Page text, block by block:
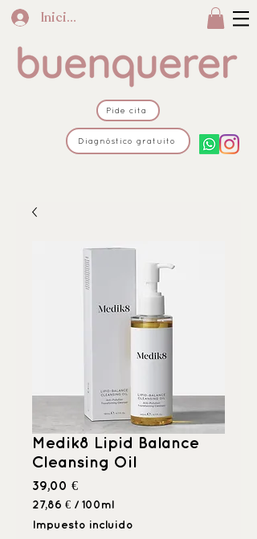
Iniciar sesión
Pide cita
Diagnóstico gratuito
Medik8 Lipid Balance
Cleansing Oil
39,00 €Precio
27,86 € / 100ml
27,86 €
por
Impuesto incluido